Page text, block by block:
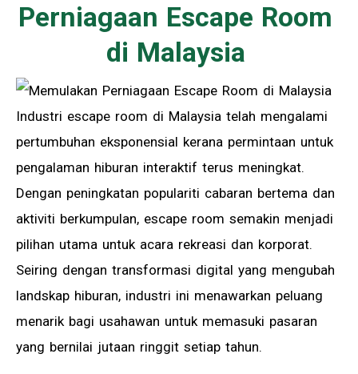
Perniagaan Escape Room
di Malaysia
Industri escape room di Malaysia telah mengalami
pertumbuhan eksponensial kerana permintaan untuk
pengalaman hiburan interaktif terus meningkat.
Dengan peningkatan populariti cabaran bertema dan
aktiviti berkumpulan, escape room semakin menjadi
pilihan utama untuk acara rekreasi dan korporat.
Seiring dengan transformasi digital yang mengubah
landskap hiburan, industri ini menawarkan peluang
menarik bagi usahawan untuk memasuki pasaran
yang bernilai jutaan ringgit setiap tahun.